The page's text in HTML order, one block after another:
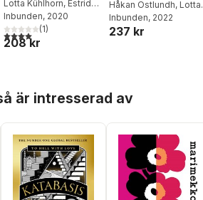
röster:
Lotta Kühlhorn, Estrid
Holm
Inbunden, 2020
4,0utav 5 stjärnor. Totalt antal röster:
(1)
208 kr
Håkan Östlundh, Lotta
Kühlhorn
Inbunden, 2022
237 kr
är intresserad av